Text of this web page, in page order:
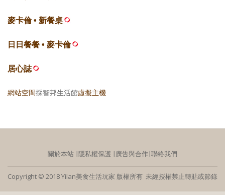
麥卡倫 • 新餐桌
日日餐餐 • 麥卡倫
居心誌
網站空間採智邦生活館虛擬主機
關於本站 ∣隱私權保護 ∣ 廣告與合作∣聯絡我們
Copyright © 2018 Yilan美食生活玩家 版權所有 未經授權禁止轉貼或節錄